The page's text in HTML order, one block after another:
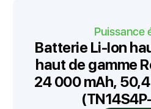
Puissance
Batterie Li-Ion
haut de gamme
24 000 mAh,